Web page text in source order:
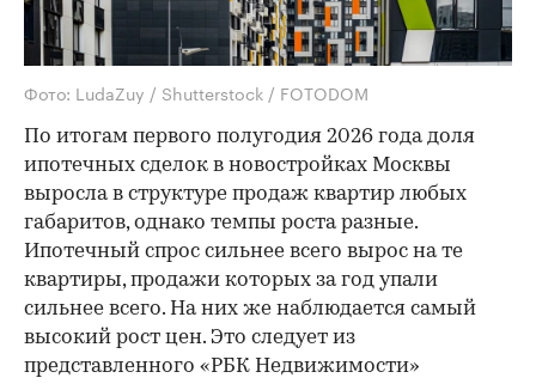
Фото: LudaZuy / Shutterstock / FOTODOM
По итогам первого полугодия 2026 года доля
ипотечных сделок в новостройках Москвы
выросла в структуре продаж квартир любых
габаритов, однако темпы роста разные.
Ипотечный спрос сильнее всего вырос на те
квартиры, продажи которых за год упали
сильнее всего. На них же наблюдается самый
высокий рост цен. Это следует из
представленного «РБК Недвижимости»